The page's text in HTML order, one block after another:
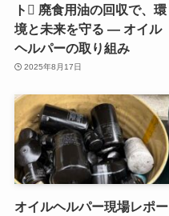
ト 廃食用油の回収で、環
境と未来を守る ― オイル
ヘルパーの取り組み
2025年8月17日
オイルヘルパー現場レポー